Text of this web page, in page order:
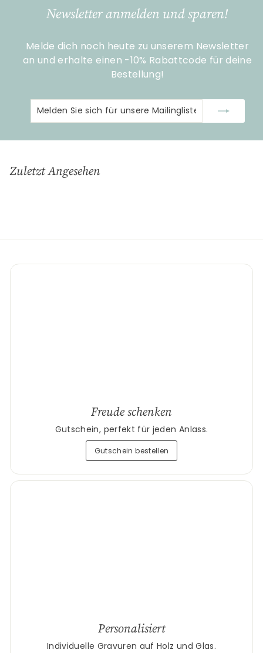
Newsletter anmelden und sparen!
Melde dich noch heute zu unserem Newsletter
an und erhalte einen -10% Rabattcode für deine
Bestellung!
Melden
Sie
für
Abonnieren
Zuletzt Angesehen
Freude schenken
Gutschein, perfekt für jeden Anlass.
Gutschein bestellen
Personalisiert
Individuelle Gravuren auf Holz und Glas.